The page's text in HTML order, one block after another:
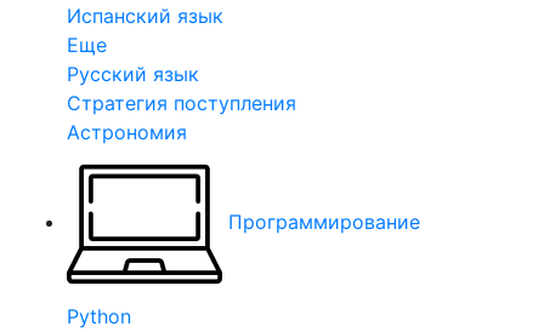
Испанский язык
Еще
Русский язык
Стратегия поступления
Астрономия
Программирование
Python